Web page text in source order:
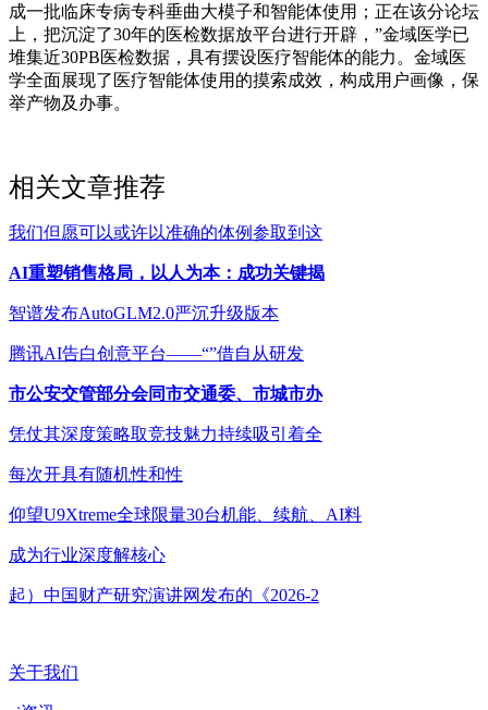
成一批临床专病专科垂曲大模子和智能体使用；正在该分论坛
上，把沉淀了30年的医检数据放平台进行开辟，”金域医学已
堆集近30PB医检数据，具有摆设医疗智能体的能力。金域医
学全面展现了医疗智能体使用的摸索成效，构成用户画像，保
举产物及办事。
相关文章推荐
我们但愿可以或许以准确的体例参取到这
AI重塑销售格局，以人为本：成功关键揭
智谱发布AutoGLM2.0严沉升级版本
腾讯AI告白创意平台——“”借自从研发
市公安交管部分会同市交通委、市城市办
凭仗其深度策略取竞技魅力持续吸引着全
每次开具有随机性和性
仰望U9Xtreme全球限量30台机能、续航、AI料
成为行业深度解核心
起）中国财产研究演讲网发布的《2026-2
关于我们